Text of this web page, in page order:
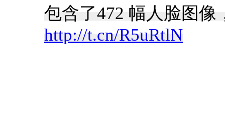
包含了472 幅人脸图像
http://t.cn/R5uRtlN